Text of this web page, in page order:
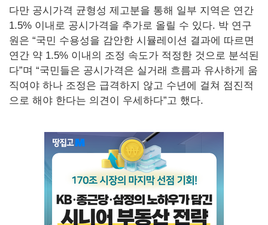
다만 공시가격 균형성 제고분을 통해 일부 지역은 연간
1.5% 이내로 공시가격을 추가로 올릴 수 있다. 박 연구
원은 “국민 수용성을 감안한 시뮬레이션 결과에 따르면
연간 약 1.5% 이내의 조정 속도가 적정한 것으로 분석된
다”며 “국민들은 공시가격은 실거래 흐름과 유사하게 움
직여야 하나 조정은 급격하지 않고 수년에 걸쳐 점진적
으로 해야 한다는 의견이 우세하다”고 했다.